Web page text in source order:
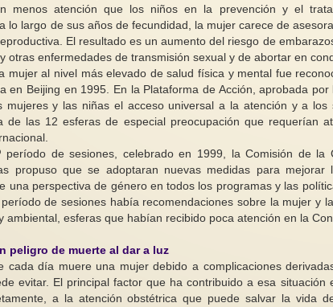
menos atención que los niños en la prevención y el
lo largo de sus años de fecundidad, la mujer carece de
El resultado es un aumento del riesgo de
otras enfermedades de transmisión sexual y de abortar en
mujer al nivel más elevado de salud física y mental fue
en Beijing en 1995. En la Plataforma de Acción, aprobada
mujeres y las niñas el acceso universal a la atención y a
de las 12 esferas de especial preocupación que requerían
período de sesiones, celebrado en 1999, la Comisión de
propuso que se adoptaran nuevas medidas para
una perspectiva de género en todos los programas y las
de sesiones había recomendaciones sobre la mujer y
ambiental, esferas que habían recibido poca atención en la
peligro de muerte al dar a luz
cada día muere una mujer debido a complicaciones
evitar. El principal factor que ha contribuido a esa
a la atención obstétrica que puede salvar la vida
moda y el
Que
sobre
temas